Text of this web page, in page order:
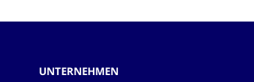
UNTERNEHMEN